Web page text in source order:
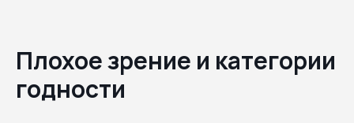
Плохое зрение и категории
годности